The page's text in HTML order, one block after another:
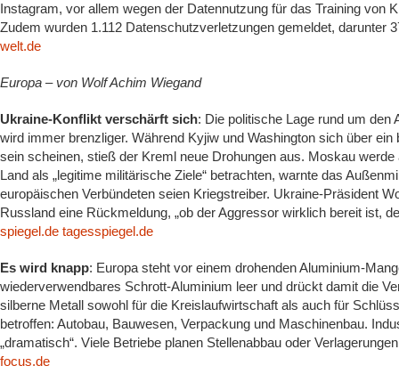
Instagram, vor allem wegen der Datennutzung für das Training von
Zudem wurden 1.112 Datenschutzverletzungen gemeldet, darunter
welt.de
Europa – von Wolf Achim Wiegand
Ukraine-Konflikt verschärft sich: Die politische Lage rund um
wird immer brenzliger. Während Kyjiw und Washington sich über
sein scheinen, stieß der Kreml neue Drohungen aus. Moskau
Land als „legitime militärische Ziele“ betrachten, warnte das
europäischen Verbündeten seien Kriegstreiber. Ukraine-Präsident
Russland eine Rückmeldung, „ob der Aggressor wirklich bereit ist,
spiegel.de tagesspiegel.de
Es wird knapp: Europa steht vor einem drohenden
wiederverwendbares Schrott‑Aluminium leer und drückt damit die
silberne Metall sowohl für die Kreislaufwirtschaft als auch für
betroffen: Autobau, Bauwesen, Verpackung und Maschinenbau.
„dramatisch“. Viele Betriebe planen Stellenabbau oder
focus.de